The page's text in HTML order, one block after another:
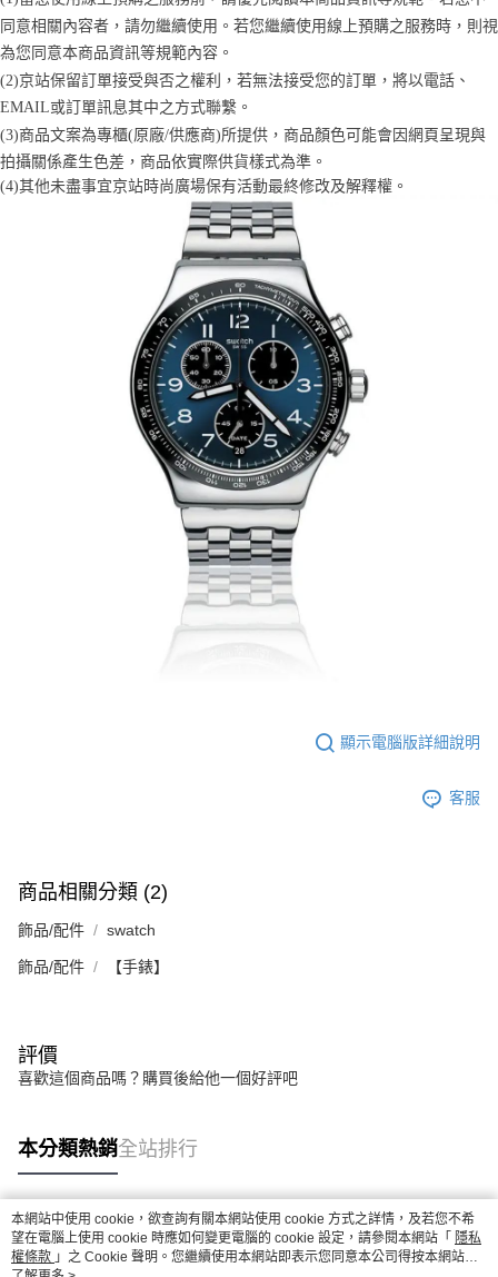
大哥付你分期
相關說明
1.本服務由台灣大哥大提供，台灣大哥大用戶可立即使用無須另外申請。
2.付款方式選擇「大哥付你分期」，訂單成立後會自動跳轉到大哥付的交易
流程，驗證手機門號後，選擇欲分期的期數、繳款截止日，確認付款後即完
成交易。
3.實際核准額度、可分期數及費用金額請依後續交易確認頁面所載為準。
4.訂單成立30分鐘內，如未前往確認交易或遇審核未通過，訂單將自動取
消。如遇「轉專審核」未通過狀況，表示未達大哥付你分期系統評分，恕無
1.分期款項不併入電信帳單，「大哥付你分期」於每月結算日後寄送繳費提
2.透過簡訊連結打開帳單後，可選擇「超商條碼／台灣大直營門市／銀行轉
帳／街口支付／iPASS MONEY」等通路繳費。
1.本服務係由「台灣大哥大股份有限公司」（以下簡稱本公司）所提供，讓
用戶於交易時，得透過本服務購買商品或服務，並由商店將買賣／分期付款
買賣價金債權讓與本公司後，依約使用本公司帳單繳交帳款。
2.基於同意付款使用「大哥付你分期」之契約關係目的，商店將以您的個人
資料（包含姓名、電話或地址）提供予台灣大哥大進項蒐集、處理及利用，
由本公司與您本人進行分期帳單所需資料之確認、核對及更正。
3.完整用戶服務條款，請詳閱以下連結：https://oppay.tw/userRule
AFTEE先享後付
相關說明
【關於「AFTEE先享後付」】
AFTEE先享後付是「在收到商品之後才付款」的支付方式。 讓您購物簡單
便利好安心！
１．簡單：不需註冊會員、不需綁卡、不需儲值。
２．便利：只要手機號碼，簡訊認證，即可結帳。
３．安心：先確認商品／服務後，再付款。
【「AFTEE先享後付」結帳流程】
１．於結帳方式選擇「AFTEE先享後付」後，將跳轉至「AFTEE先享後付」
結帳頁面，進行簡訊認證並確認金額後，即可完成結帳。
２．訂單成立數日內，您將收到繳費通知簡訊。
３．收到繳費通知簡訊後14天內，點擊此簡訊中的連結，可透過四大超商／
ATM／網路銀行／等多元方式進行付款，方視為交易完成。
※ 請注意：結帳手續完成當下不需立刻繳費，但若您需要取消訂單，請聯絡
購買商品的店家。未經商家同意取消之訂單仍視為有效，需透過AFTEE先享
後付繳納相關費用。
※ 交易是否成功請以「AFTEE先享後付 」之結帳頁面顯示為準，若有關於
是否繳費成功／繳費後需取消欲退款等相關疑問，請聯繫「AFTEE先享後付
https://netprotections.freshdesk.com/support/home
１．透過由恩沛科技股份有限公司提供之「AFTEE先享後付」服務完成之交
易，需依本服務之必要範圍內提供個人資料，並將交易相關給付款項請求債
權轉讓予恩沛科技股份有限公司。
２．關於個人資料處理事宜，請瀏覽以下網址：
https://aftee.tw/terms/#terms3
時審查核予不同之上限額度；若仍有額度不足之情形，本公司將視審查結果
恩沛科技股份有限公司將有權停止該用戶之使用額度並採取法律行動。
ATM付款
每筆NT$70，滿NT$899(含以上)免運費
每筆NT$70，滿NT$899(含以上)免運費
每筆NT$100，滿NT$1,000(含以上)免運費
京站台北店客服中心(1F星巴克旁) 即日起不提供京站紙袋，取件時
請自備購物袋，若需購買紙袋可現場詢問
同意相關內容者，請勿繼續使用。若您繼續使用線上預購之服務時，則視
為您同意本商品資訊等規範內容。
(2)京站保留訂單接受與否之權利，若無法接受您的訂單，將以電話、
EMAIL或訂單訊息其中之方式聯繫。
(3)商品文案為專櫃(原廠/供應商)所提供，商品顏色可能會因網頁呈現與
拍攝關係產生色差，商品依實際供貨樣式為準。
(4)其他未盡事宜京站時尚廣場保有活動最終修改及解釋權。
顯示電腦版詳細說明
客服
商品相關分類 (2)
飾品/配件 swatch
飾品/配件 【手錶】
評價
喜歡這個商品嗎？購買後給他一個好評吧
本分類熱銷全站排行
熱門標籤
本網站中使用 cookie，欲查詢有關本網站使用 cookie 方式之詳情，及若您不希
望在電腦上使用 cookie 時應如何變更電腦的 cookie 設定，請參閱本網站「 隱私
權條款 」之 Cookie 聲明。您繼續使用本網站即表示您同意本公司得按本網站使